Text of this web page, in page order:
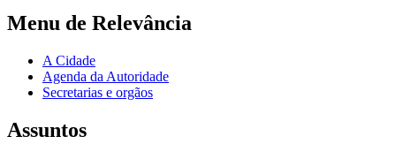
Menu de Relevância
A Cidade
Agenda da Autoridade
Secretarias e orgãos
Assuntos